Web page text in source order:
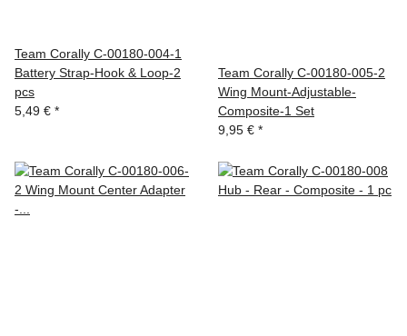
Team Corally C-00180-004-1
Battery Strap-Hook & Loop-2
pcs
5,49 € *
Team Corally C-00180-005-2
Wing Mount-Adjustable-
Composite-1 Set
9,95 € *